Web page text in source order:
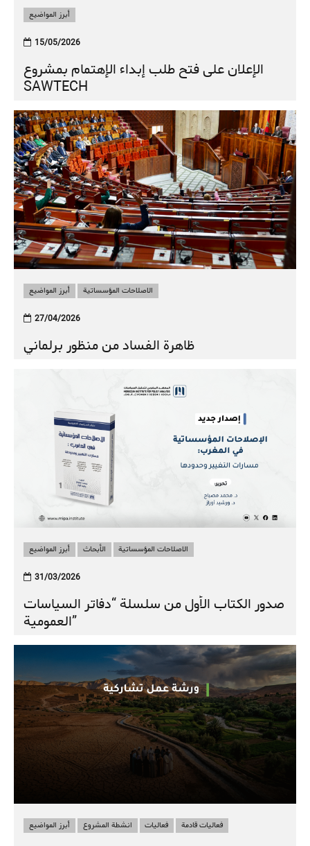
أبرز المواضيع
15/05/2026
الإعلان على فتح طلب إبداء الإهتمام بمشروع
SAWTECH
أبرز المواضيع الاصلاحات المؤسساتية
27/04/2026
ظاهرة الفساد من منظور برلماني
أبرز المواضيع الأبحاث الاصلاحات المؤسساتية
31/03/2026
صدور الكتاب الأول من سلسلة “دفاتر السياسات
العمومية”
أبرز المواضيع انشطة المشروع فعاليات فعاليات قادمة